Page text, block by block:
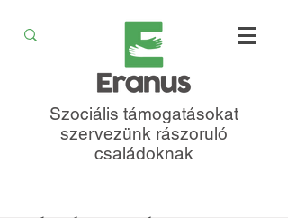
Szociális támogatásokat
szervezünk rászoruló
családoknak